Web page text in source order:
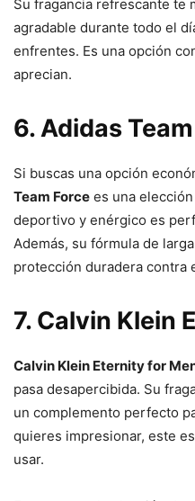
Su fragancia refrescante te
agradable durante todo el
enfrentes. Es una opción
aprecian.
6. Adidas
Si buscas una opción
Team Force es una
deportivo y enérgico es
Además, su fórmula de
protección duradera contra
7. Calvin Klein
Calvin Klein Eternity for
pasa desapercibida. Su
un complemento perfecto
quieres impresionar, este
usar.